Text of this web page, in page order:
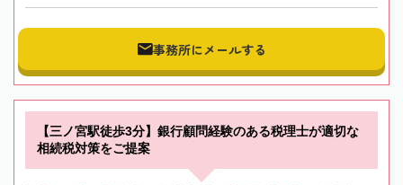
事務所にメールする
【三ノ宮駅徒歩3分】銀行顧問経験のある税理士が適切な
相続税対策をご提案